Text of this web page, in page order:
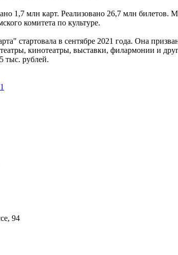
1,7 млн карт. Реализовано 26,7 млн билетов.
комитета по культуре.
стартовала в сентябре 2021 года. Она
кинотеатры, выставки, филармонии и
тыс. рублей.
94